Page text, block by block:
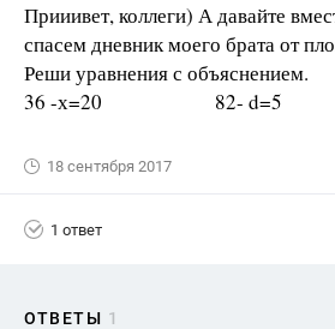
Прииивет, коллеги) А давайте
спасем дневник моего брата от
Реши уравнения с объяснением.
36 -х=20 82- d=5
18 сентября 2017
1 ответ
ОТВЕТЫ 1